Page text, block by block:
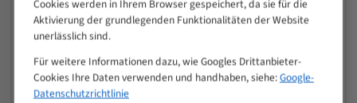
VOLLMATERIAL
M (mm)
Zähne pro
Zoll (ZpZ))
>
10/14
Cookies werden in Ihrem Browser gespeichert, da sie für die
Aktivierung der grundlegenden Funktionalitäten der Website
unerlässlich sind.
Für weitere Informationen dazu, wie Googles Drittanbieter-
Cookies Ihre Daten verwenden und handhaben, siehe:Google-
Datenschutzrichtlinie